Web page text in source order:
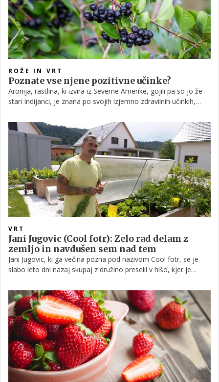
ROŽE IN VRT
Poznate vse njene pozitivne učinke?
Aronija, rastlina, ki izvira iz Severne Amerike, gojili pa so jo že
stari Indijanci, je znana po svojih izjemno zdravilnih učinkih,
VRT
Jani Jugovic (Cool fotr): Zelo rad delam z
zemljo in navdušen sem nad tem
Jani Jugovic, ki ga večina pozna pod nazivom Cool fotr, se je
slabo leto dni nazaj skupaj z družino preselil v hišo, kjer je
tudi kotiček zase in začel vrtnariti. Z nami je delil svojo izkušnjo
z visokimi gredami, katero zelenjavo vse prideluje, vmes pa je
razkril tudi recept, tokrat ne kuharskega, ampak kako se lahko
znebimo polžev, ki nam jejo korenje ali solato.